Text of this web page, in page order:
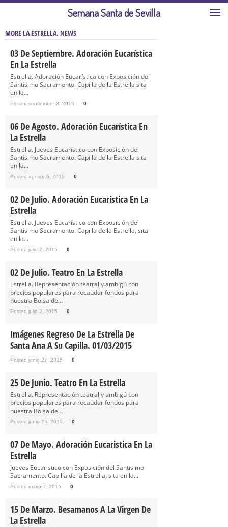
MORE LA ESTRELLA. NEWS
03 De Septiembre. Adoración Eucarística
En La Estrella
Estrella. Adoración Eucarística con Exposición del
Santísimo Sacramento. Capilla de la Estrella sita
en la...
Posted septiembre 3, 2015 0
06 De Agosto. Adoración Eucarística En
La Estrella
Estrella. Jueves Eucarístico con Exposición del
Santísimo Sacramento. Capilla de la Estrella sita
en la...
Posted agosto 6, 2015 0
02 De Julio. Adoración Eucarística En La
Estrella
Estrella. Jueves Eucarístico con Exposición del
Santísimo Sacramento. Capilla de la Estrella, sita
en la...
Posted julio 2, 2015 0
02 De Julio. Teatro En La Estrella
Estrella. Representación teatral y ambigú con
precios populares para recaudar fondos para
nuestra Bolsa de...
Posted julio 2, 2015 0
Imágenes Regreso De La Estrella De
Santa Ana A Su Capilla. 01/03/2015
Posted junio 27, 2015 0
25 De Junio. Teatro En La Estrella
Estrella. Representación teatral y ambigú con
precios populares para recaudar fondos para
nuestra Bolsa de...
Posted junio 25, 2015 0
07 De Mayo. Adoración Eucaristica En La
Estrella
Jueves Eucaristico con Exposición del Santisimo
Sacramento. Capilla de la Estrella, sita en la...
Posted mayo 7, 2015 0
15 De Marzo. Besamanos A La Virgen De
La Estrella
Semana Santa de Sevilla